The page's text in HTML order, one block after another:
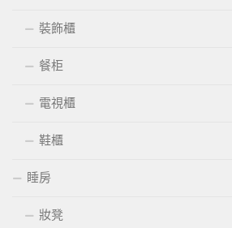
裝飾櫃
餐柜
電視櫃
鞋櫃
睡房
妝凳